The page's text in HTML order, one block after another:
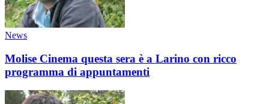
News
Molise Cinema questa sera è a Larino con ricco
programma di appuntamenti